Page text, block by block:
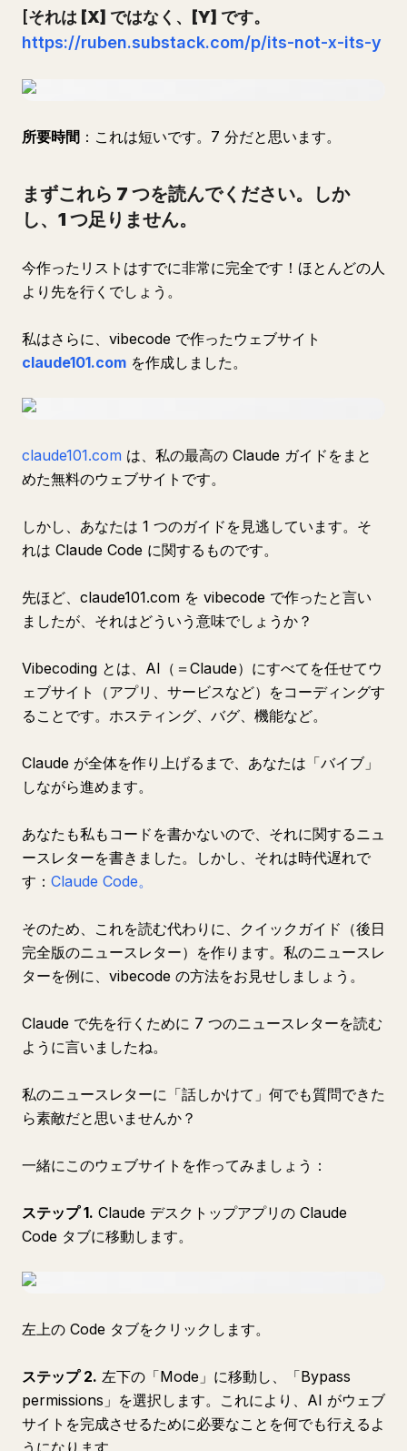
[それは [X] ではなく、[Y] です。
https://ruben.substack.com/p/its-not-x-its-y
所要時間 ：これは短いです。7 分だと思います。
まずこれら 7 つを読んでください。しか
し、1 つ足りません。
今作ったリストはすでに非常に完全です！ほとんどの人
より先を行くでしょう。
私はさらに、vibecode で作ったウェブサイト
claude101.com を作成しました。
claude101.com は、私の最高の Claude ガイドをまと
めた無料のウェブサイトです。
しかし、あなたは 1 つのガイドを見逃しています。そ
れは Claude Code に関するものです。
先ほど、claude101.com を vibecode で作ったと言い
ましたが、それはどういう意味でしょうか？
Vibecoding とは、AI（＝Claude）にすべてを任せてウ
ェブサイト（アプリ、サービスなど）をコーディングす
ることです。ホスティング、バグ、機能など。
Claude が全体を作り上げるまで、あなたは「バイブ」
しながら進めます。
あなたも私もコードを書かないので、それに関するニュ
ースレターを書きました。しかし、それは時代遅れで
す： Claude Code。
そのため、これを読む代わりに、クイックガイド（後日
完全版のニュースレター）を作ります。私のニュースレ
ターを例に、vibecode の方法をお見せしましょう。
Claude で先を行くために 7 つのニュースレターを読む
ように言いましたね。
私のニュースレターに「話しかけて」何でも質問できた
ら素敵だと思いませんか？
一緒にこのウェブサイトを作ってみましょう：
ステップ 1. Claude デスクトップアプリの Claude
Code タブに移動します。
左上の Code タブをクリックします。
ステップ 2. 左下の「Mode」に移動し、「Bypass
permissions」を選択します。これにより、AI がウェブ
サイトを完成させるために必要なことを何でも行えるよ
うになります。